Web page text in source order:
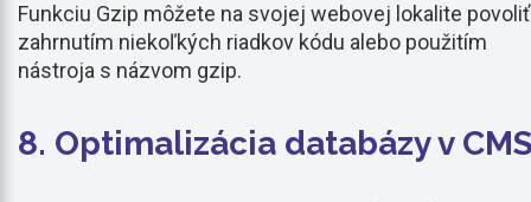
Funkciu Gzip môžete na svojej webovej lokalite povoliť
zahrnutím niekoľkých riadkov kódu alebo použitím
nástroja s názvom gzip.
8. Optimalizácia databázy v